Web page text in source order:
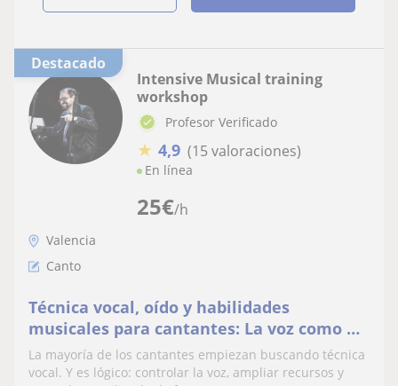
Destacado
25€/h
Intensive Musical training
workshop
Profesor Verificado
★ 4,9 (15 valoraciones)
En línea
Valencia
Canto
Técnica vocal, oído y habilidades
musicales para cantantes: La voz como un
todo
La mayoría de los cantantes empiezan buscando técnica
vocal. Y es lógico: controlar la voz, ampliar recursos y